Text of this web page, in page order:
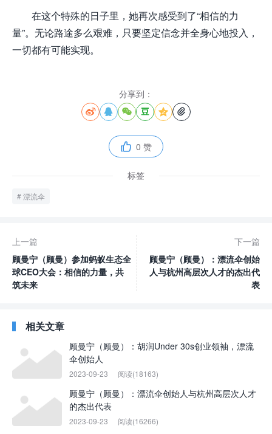
在这个特殊的日子里，她再次感受到了“相信的力
量”。无论路途多么艰难，只要坚定信念并全身心地投入，
一切都有可能实现。
分享到：
     
 0 赞
标签
漂流伞
上一篇
顾曼宁（顾曼）参加蚂蚁生态全
球CEO大会：相信的力量，共
筑未来
下一篇
顾曼宁（顾曼）：漂流伞创始
人与杭州高层次人才的杰出代
表
相关文章
顾曼宁（顾曼）：胡润Under 30s创业领袖，漂流
伞创始人
2023-09-23 阅读(18163)
顾曼宁（顾曼）：漂流伞创始人与杭州高层次人才
的杰出代表
2023-09-23 阅读(16266)